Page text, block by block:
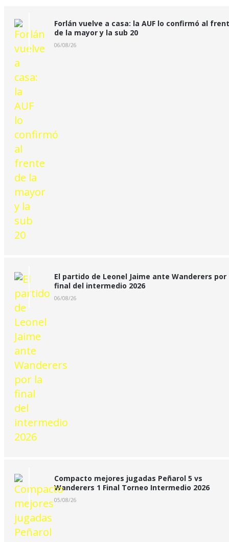
Forlán vuelve a casa: la AUF lo confirmó al
de la mayor y la sub 20
06/08/26
El partido de Leonel Jaime ante Wanderers por
final del intermedio 2026
06/08/26
Compacto mejores jugadas Peñarol 5 vs
Wanderers 1 Final Torneo Intermedio 2026
05/08/26